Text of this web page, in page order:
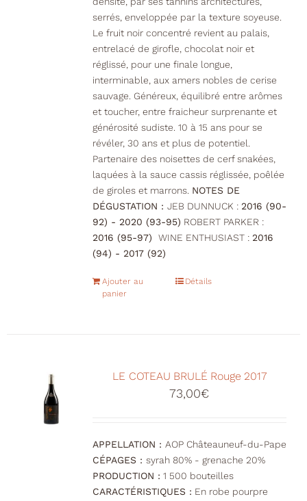
serrés, enveloppée par la texture soyeuse.
Le fruit noir concentré revient au palais,
entrelacé de girofle, chocolat noir et
réglissé, pour une finale longue,
interminable, aux amers nobles de cerise
sauvage. Généreux, équilibré entre arômes
et toucher, entre fraicheur surprenante et
générosité sudiste. 10 à 15 ans pour se
révéler, 30 ans et plus de potentiel.
Partenaire des noisettes de cerf snakées,
laquées à la sauce cassis réglissée, poêlée
de giroles et marrons. NOTES DE
DÉGUSTATION : JEB DUNNUCK : 2016 (90-
92) - 2020 (93-95) ROBERT PARKER :
2016 (95-97)
WINE ENTHUSIAST : 2016
(94) - 2017 (92)
Ajouter au
panier
Détails
LE COTEAU BRULÉ Rouge 2017
73,00€
APPELLATION : AOP Châteauneuf-du-Pape
CÉPAGES : syrah 80% - grenache 20%
PRODUCTION : 1 500 bouteilles
CARACTÉRISTIQUES : En robe pourpre